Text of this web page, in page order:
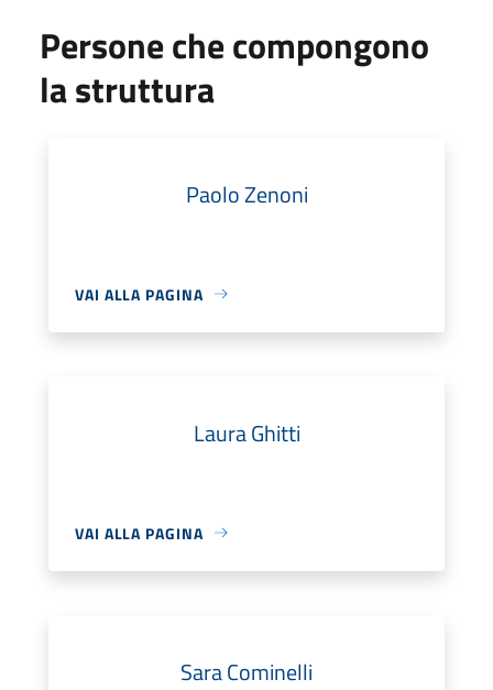
Persone che compongono
la struttura
Paolo Zenoni
VAI ALLA PAGINA
Laura Ghitti
VAI ALLA PAGINA
Sara Cominelli